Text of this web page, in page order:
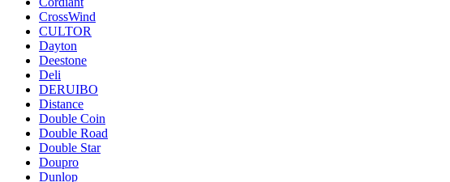
CrossWind
CULTOR
Dayton
Deestone
Deli
DERUIBO
Distance
Double Coin
Double Road
Double Star
Doupro
Dunlop